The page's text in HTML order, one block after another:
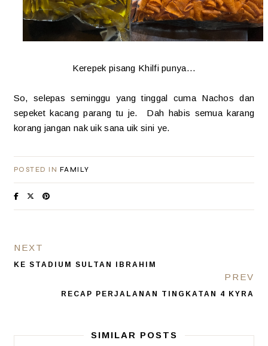
Kerepek pisang Khilfi punya...
So, selepas seminggu yang tinggal cuma Nachos dan
sepeket kacang parang tu je. Dah habis semua karang
korang jangan nak uik sana uik sini ye.
POSTED IN FAMILY
NEXT
KE STADIUM SULTAN IBRAHIM
PREV
RECAP PERJALANAN TINGKATAN 4 KYRA
SIMILAR POSTS